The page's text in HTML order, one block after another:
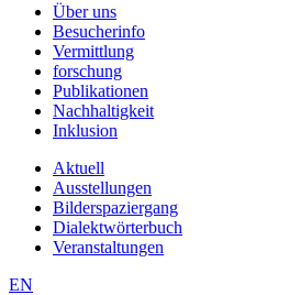
Über uns
Besucherinfo
Vermittlung
forschung
Publikationen
Nachhaltigkeit
Inklusion
Aktuell
Ausstellungen
Bilderspaziergang
Dialektwörterbuch
Veranstaltungen
EN